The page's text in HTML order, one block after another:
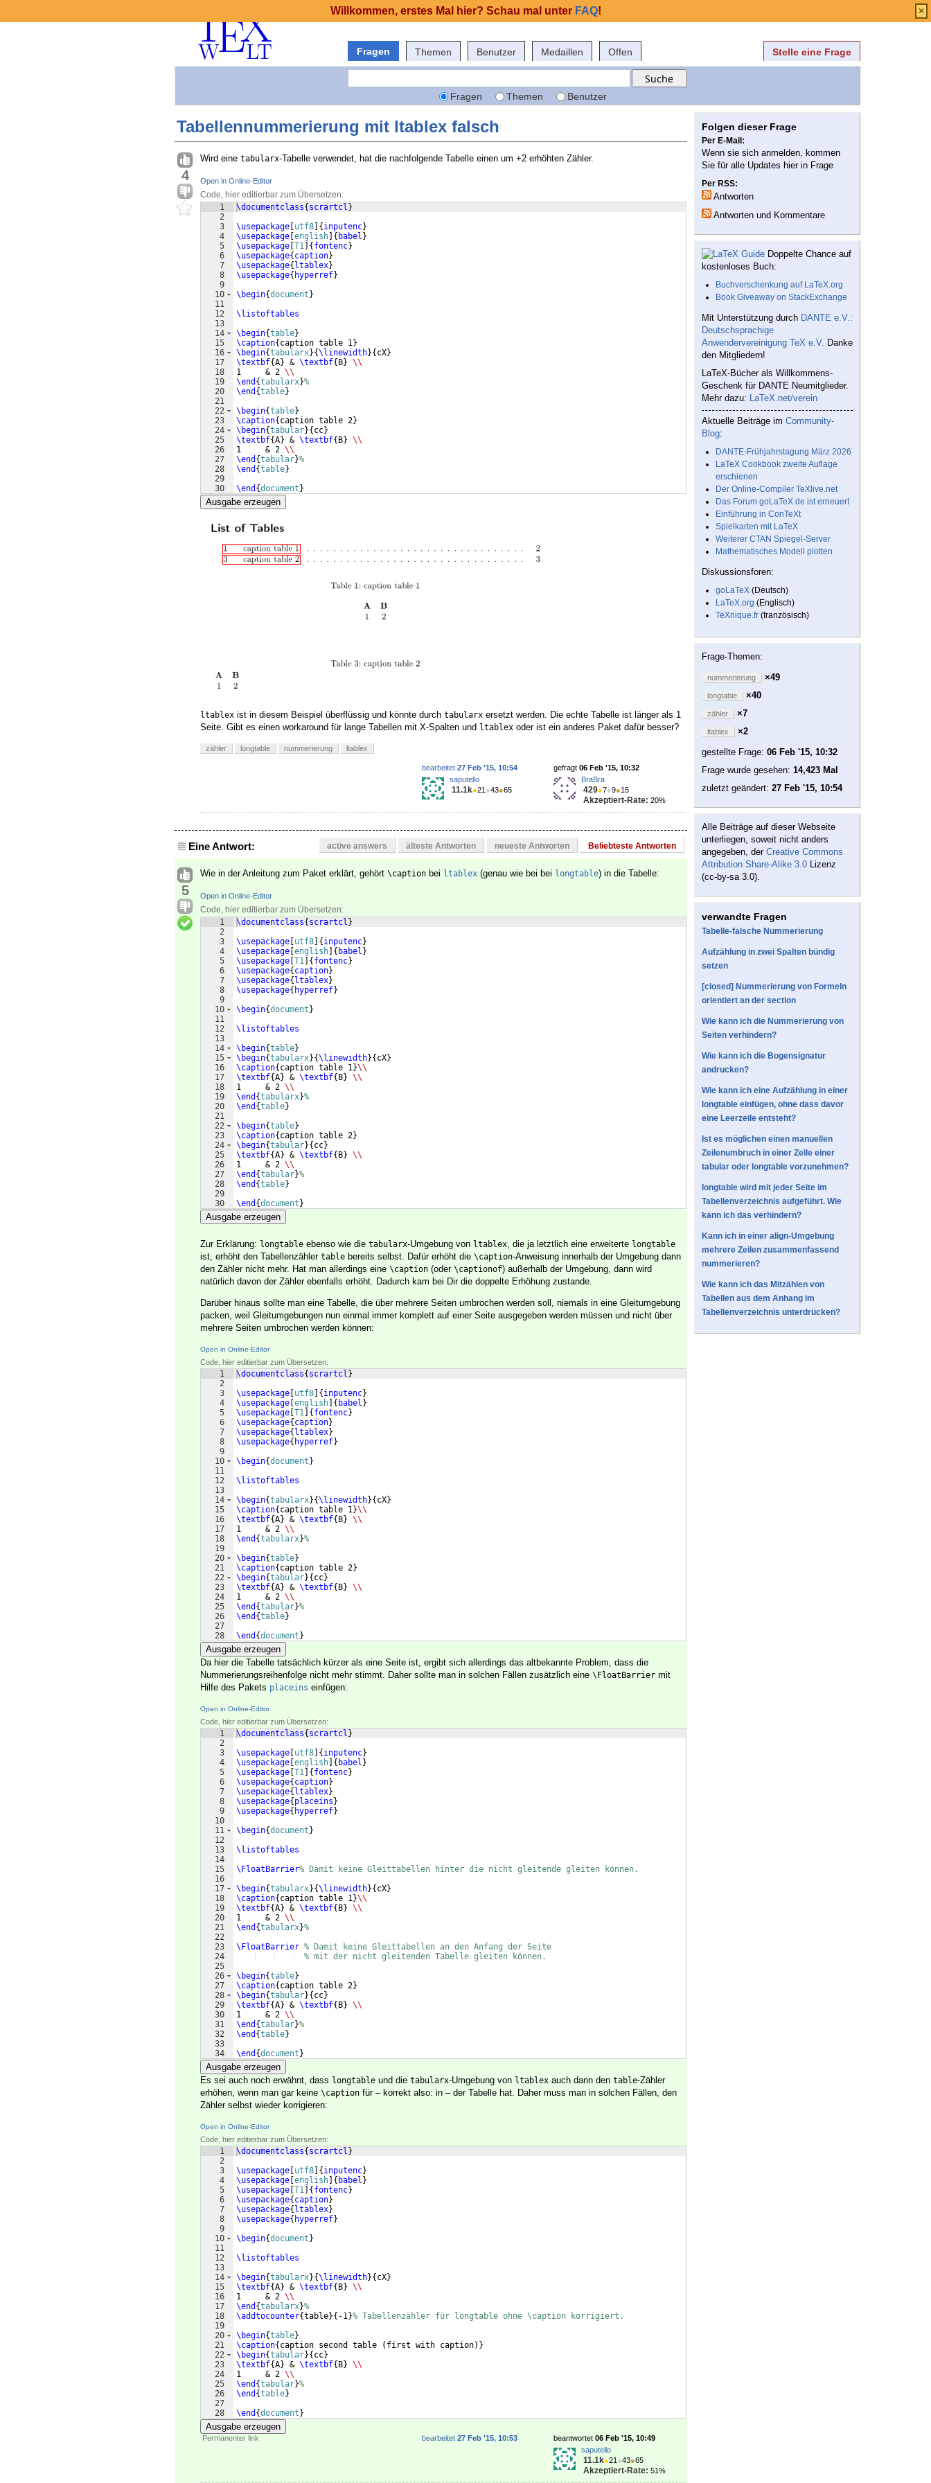
Fragen Themen Benutzer Medaillen Offen Stelle eine Frage
Fragen Themen Benutzer
Tabellennummerierung mit ltablex falsch
4
Wird eine tabularx-Tabelle verwendet, hat die nachfolgende Tabelle einen um +2 erhöhten Zähler.
Open in Online-Editor
Code, hier editierbar zum Übersetzen:
1
2
3
4
5
6
7
8
9
10
11
12
13
14
15
16
17
18
19
20
21
22
23
24
25
26
27
28
29
30
\documentclass{ scrartcl }
\usepackage utf8 { inputenc}
\usepackage english { babel }
\usepackage T1 { fontenc}
\usepackage{ caption}
\usepackage{ ltablex}
\usepackage{ hyperref}
\begin{document }
\listoftables
\begin{table}
\caption{ caption table 1}
\begin{tabularx}{\linewidth}{ cX}
\textbf{A} & \textbf{ B} \\
1     & 2 \\
\end {tabularx}%
\end {table}
\begin{table}
\caption{ caption table 2}
\begin{tabular}{ cc}
\textbf{A} & \textbf{ B} \\
1     & 2 \\
\end {tabular}%
\end {table}
\end {document }
Ausgabe erzeugen
ltablex ist in diesem Beispiel überflüssig und könnte durch tabularx ersetzt werden. Die echte Tabelle ist länger als 1
Seite. Gibt es einen workaround für lange Tabellen mit X-Spalten und ltablex oder ist ein anderes Paket dafür besser?
zähler longtable nummerierung ltablex
gefragt 06 Feb '15, 10:32
BraBra
429●7●9●15
Akzeptiert-Rate: 20%
bearbeitet 27 Feb '15, 10:54
saputello
11.1k●21 ●43●65
Eine Antwort: active answers älteste Antworten neueste Antworten Beliebteste Antworten
5
Wie in der Anleitung zum Paket erklärt, gehört \caption bei ltablex (genau wie bei bei longtable) in die Tabelle:
Open in Online-Editor
Code, hier editierbar zum Übersetzen:
1
2
3
4
5
6
7
8
9
10
11
12
13
14
15
16
17
18
19
20
21
22
23
24
25
26
27
28
29
30
\documentclass{ scrartcl }
\usepackage utf8 { inputenc}
\usepackage english { babel }
\usepackage T1 { fontenc}
\usepackage{ caption}
\usepackage{ ltablex}
\usepackage{ hyperref}
\begin{document }
\listoftables
\begin{table}
\begin{tabularx}{\linewidth}{ cX}
\caption{ caption table 1}\\
\textbf{A} & \textbf{ B} \\
1     & 2 \\
\end {tabularx}%
\end {table}
\begin{table}
\caption{ caption table 2}
\begin{tabular}{ cc}
\textbf{A} & \textbf{ B} \\
1     & 2 \\
\end {tabular}%
\end {table}
\end {document }
Ausgabe erzeugen
Zur Erklärung: longtable ebenso wie die tabularx-Umgebung von ltablex, die ja letztlich eine erweiterte longtable
ist, erhöht den Tabellenzähler table bereits selbst. Dafür erhöht die \caption-Anweisung innerhalb der Umgebung dann
den Zähler nicht mehr. Hat man allerdings eine \caption (oder \captionof) außerhalb der Umgebung, dann wird
natürlich davon der Zähler ebenfalls erhöht. Dadurch kam bei Dir die doppelte Erhöhung zustande.
Darüber hinaus sollte man eine Tabelle, die über mehrere Seiten umbrochen werden soll, niemals in eine Gleitumgebung
packen, weil Gleitumgebungen nun einmal immer komplett auf einer Seite ausgegeben werden müssen und nicht über
mehrere Seiten umbrochen werden können:
Open in Online-Editor
Code, hier editierbar zum Übersetzen:
1
2
3
4
5
6
7
8
9
10
11
12
13
14
15
16
17
18
19
20
21
22
23
24
25
26
27
28
\documentclass{ scrartcl }
\usepackage utf8 { inputenc}
\usepackage english { babel }
\usepackage T1 { fontenc}
\usepackage{ caption}
\usepackage{ ltablex}
\usepackage{ hyperref}
\begin{document }
\listoftables
\begin{tabularx}{\linewidth}{ cX}
\caption{ caption table 1}\\
\textbf{A} & \textbf{ B} \\
1     & 2 \\
\end {tabularx}%
\begin{table}
\caption{ caption table 2}
\begin{tabular}{ cc}
\textbf{A} & \textbf{ B} \\
1     & 2 \\
\end {tabular}%
\end {table}
\end {document }
Ausgabe erzeugen
Da hier die Tabelle tatsächlich kürzer als eine Seite ist, ergibt sich allerdings das altbekannte Problem, dass die
Nummerierungsreihenfolge nicht mehr stimmt. Daher sollte man in solchen Fällen zusätzlich eine \FloatBarrier mit
Hilfe des Pakets placeins einfügen:
Open in Online-Editor
Code, hier editierbar zum Übersetzen:
1
2
3
4
5
6
7
8
9
10
11
12
13
14
15
16
17
18
19
20
21
22
23
24
25
26
27
28
29
30
31
32
33
34
\documentclass{ scrartcl }
\usepackage utf8 { inputenc}
\usepackage english { babel }
\usepackage T1 { fontenc}
\usepackage{ caption}
\usepackage{ ltablex}
\usepackage{ placeins }
\usepackage{ hyperref}
\begin{document }
\listoftables
\FloatBarrier% Damit keine Gleittabellen hinter die nicht gleitende gleiten können.
\begin{tabularx}{\linewidth}{ cX}
\caption{ caption table 1}\\
\textbf{A} & \textbf{ B} \\
1     & 2 \\
\end {tabularx}%
\FloatBarrier % Damit keine Gleittabellen an den Anfang der Seite
% mit der nicht gleitenden Tabelle gleiten können.
\begin{table}
\caption{ caption table 2}
\begin{tabular}{ cc}
\textbf{A} & \textbf{ B} \\
1     & 2 \\
\end {tabular}%
\end {table}
\end {document }
Ausgabe erzeugen
Es sei auch noch erwähnt, dass longtable und die tabularx-Umgebung von ltablex auch dann den table-Zähler
erhöhen, wenn man gar keine \caption für – korrekt also: in – der Tabelle hat. Daher muss man in solchen Fällen, den
Zähler selbst wieder korrigieren:
Open in Online-Editor
Code, hier editierbar zum Übersetzen:
1
2
3
4
5
6
7
8
9
10
11
12
13
14
15
16
17
18
19
20
21
22
23
24
25
26
27
28
\documentclass{ scrartcl }
\usepackage utf8 { inputenc}
\usepackage english { babel }
\usepackage T1 { fontenc}
\usepackage{ caption}
\usepackage{ ltablex}
\usepackage{ hyperref}
\begin{document }
\listoftables
\begin{tabularx}{\linewidth}{ cX}
\textbf{A} & \textbf{ B} \\
1     & 2 \\
\end {tabularx}%
\addtocounter{table}{ -1}% Tabellenzähler für longtable ohne \caption korrigiert.
\begin{table}
\caption{ caption second table ( first with caption)}
\begin{tabular}{ cc}
\textbf{A} & \textbf{ B} \\
1     & 2 \\
\end {tabular}%
\end {table}
\end {document }
Ausgabe erzeugen
Permanenter link beantwortet 06 Feb '15, 10:49
saputello
11.1k●21 ●43●65
Akzeptiert-Rate: 51%
bearbeitet 27 Feb '15, 10:53
Folgen dieser Frage
Per E-Mail:
Wenn sie sich anmelden, kommen
Sie für alle Updates hier in Frage
Per RSS:
Antworten
Antworten und Kommentare
Doppelte Chance auf
kostenloses Buch:
Buchverschenkung auf LaTeX.org
Book Giveaway on StackExchange
Mit Unterstützung durch DANTE e.V.:
Deutschsprachige
Anwendervereinigung TeX e.V. Danke
den Mitgliedern!
LaTeX-Bücher als Willkommens-
Geschenk für DANTE Neumitglieder.
Mehr dazu: LaTeX.net/verein
Aktuelle Beiträge im Community-
Blog:
DANTE-Frühjahrstagung März 2026
LaTeX Cookbook zweite Auflage
erschienen
Der Online-Compiler TeXlive.net
Das Forum goLaTeX.de ist erneuert
Einführung in ConTeXt
Spielkarten mit LaTeX
Weiterer CTAN Spiegel-Server
Mathematisches Modell plotten
Diskussionsforen:
goLaTeX (Deutsch)
LaTeX.org (Englisch)
TeXnique.fr (französisch)
Frage-Themen:
nummerierung ×49
longtable ×40
zähler ×7
ltablex
×2
gestellte Frage: 06 Feb '15, 10:32
Frage wurde gesehen: 14,423 Mal
zuletzt geändert: 27 Feb '15, 10:54
Alle Beiträge auf dieser Webseite
unterliegen, soweit nicht anders
angegeben, der Creative Commons
Attribution Share-Alike 3.0 Lizenz
(cc-by-sa 3.0).
verwandte Fragen
Tabelle-falsche Nummerierung
Aufzählung in zwei Spalten bündig
setzen
[closed] Nummerierung von Formeln
orientiert an der section
Wie kann ich die Nummerierung von
Seiten verhindern?
Wie kann ich die Bogensignatur
andrucken?
Wie kann ich eine Aufzählung in einer
longtable einfügen, ohne dass davor
eine Leerzeile entsteht?
Ist es möglichen einen manuellen
Zeilenumbruch in einer Zelle einer
tabular oder longtable vorzunehmen?
longtable wird mit jeder Seite im
Tabellenverzeichnis aufgeführt. Wie
kann ich das verhindern?
Kann ich in einer align-Umgebung
mehrere Zeilen zusammenfassend
nummerieren?
Wie kann ich das Mitzählen von
Tabellen aus dem Anhang im
Tabellenverzeichnis unterdrücken?
Willkommen, erstes Mal hier? Schau mal unter FAQ! ×